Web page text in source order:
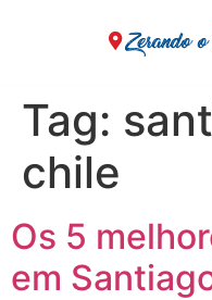
Tag:
chile
Os 5
em